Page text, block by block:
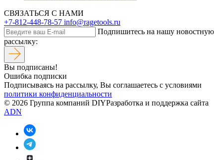
СВЯЗАТЬСЯ С НАМИ
+7-812-448-78-57 info@ragetools.ru
Подпишитесь на нашу новостную
рассылку:
Вы подписаны!
Ошибка подписки
Подписываясь на рассылку, Вы соглашаетесь c условиями
политики конфиденциальности
© 2026 Группа компаний DIYРазработка и поддержка сайта
ADN